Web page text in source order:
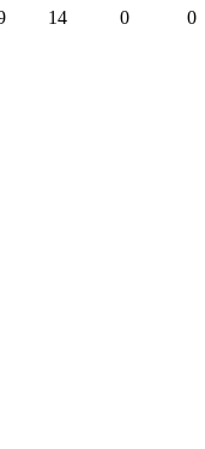
14 0 0